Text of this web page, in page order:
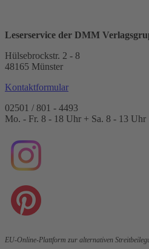
Leserservice der DMM
Hülsebrockstr. 2 - 8
48165 Münster
Kontaktformular
02501 / 801 - 4493
Mo. - Fr. 8 - 18 Uhr + Sa. 8 - 13 Uhr
EU-Online-Plattform zur alternativen